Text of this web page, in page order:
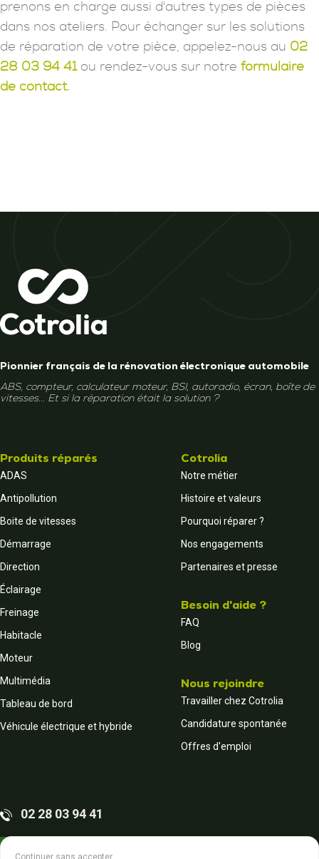
prenons en charge aussi d'autres types de pièces
dans nos ateliers. Pour échanger sur les solutions
de réparation de votre pièce, appelez-nous au 02
28 03 94 41ou rendez-vous sur notre formulaire
de contact.
Pionnier français de la rénovation électronique automobile
ABS, compteur, calculateur moteur, BSI, autoradio, écran, boîte de
vitesses... Et si la réparation était la solution ?
Produits réparés
ADAS
Antipollution
Boite de vitesses
Démarrage
Direction
Éclairage
Freinage
Habitacle
Moteur
Multimédia
Tableau de bord
Véhicule électrique et hybride
Cotrolia
Notre métier
Histoire et valeurs
Pourquoi réparer ?
Nos engagements
Partenaires et presse
Besoin d'aide ?
FAQ
Blog
Nous rejoindre
Travailler chez Cotrolia
Candidature spontanée
Offres d'emploi
02 28 03 94 41
Continuer sans accepter